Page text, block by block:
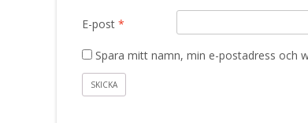
E-post *
Spara mitt namn, min e-postadress och